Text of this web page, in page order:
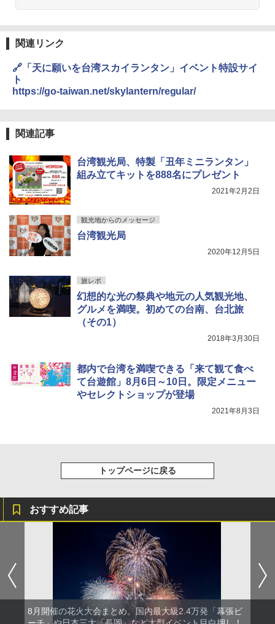
関連リンク
🔗「天に願いを台湾スカイランタン」イベント特設サイ
ト
https://go-taiwan.net/skylantern/regular/
関連記事
台湾観光局、特製「丑年ミニランタン」
組み立てキットを888名にプレゼント
2021年2月2日
観光地からのメッセージ
台湾観光局
2020年12月5日
旅レポ
幻想的な光の祭典や地元の人気観光地、
グルメを満喫。初めての台南、台北旅
（その1）
2018年3月30日
都内で台湾を満喫できる「来て観て食べ
て台遊館」8月6日～10日。限定メニュー
やセレクトショップが登場
2021年8月3日
トップページに戻る
おすすめ記事
8月開催の花火大会まとめ。国内最大級2.4万発「幕張ビ